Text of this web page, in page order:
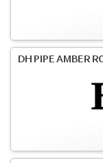
DH PIPE AMBER